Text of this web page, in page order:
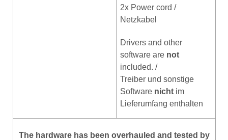
2x Power cord /
Netzkabel
Drivers and other
software are not
included. /
Treiber und sonstige
Software nicht im
Lieferumfang enthalten
The hardware has been overhauled and tested by